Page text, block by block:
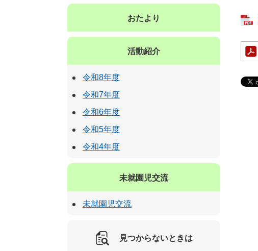
おたより
活動紹介
令和8年度
令和7年度
令和6年度
令和5年度
令和4年度
未就園児交流
未就園児交流
見つからないときは